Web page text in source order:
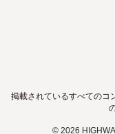
掲載されているすべてのコ
© 2026